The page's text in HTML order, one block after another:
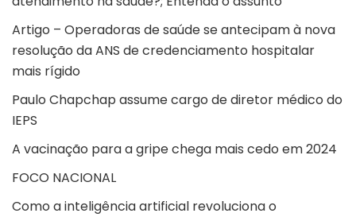
Artigo – Operadoras de saúde se antecipam à nova
resolução da ANS de credenciamento hospitalar
mais rígido
Paulo Chapchap assume cargo de diretor médico do
IEPS
A vacinação para a gripe chega mais cedo em 2024
FOCO NACIONAL
Como a inteligência artificial revoluciona o